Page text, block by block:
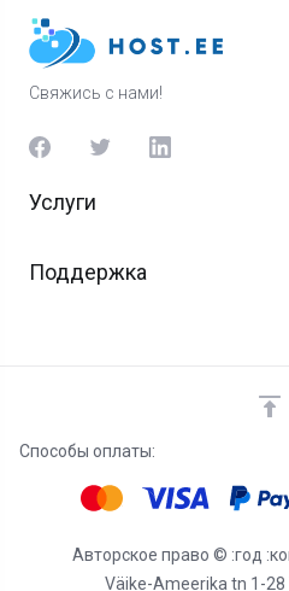
Свяжись с нами!
Услуги
Поддержка
Авторское право © :год
Väike-Ameerika tn 1-28
Способы оплаты: